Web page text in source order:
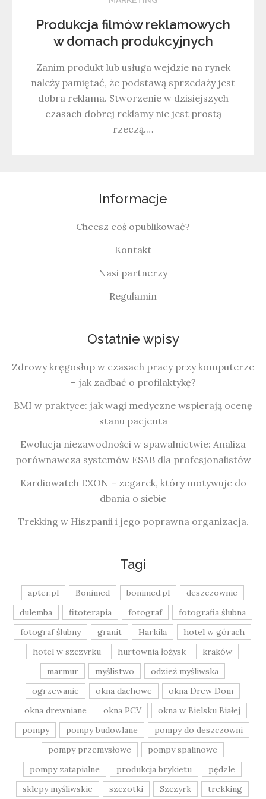
Produkcja filmów reklamowych
w domach produkcyjnych
Zanim produkt lub usługa wejdzie na rynek
należy pamiętać, że podstawą sprzedaży jest
dobra reklama. Stworzenie w dzisiejszych
czasach dobrej reklamy nie jest prostą
rzeczą.…
Informacje
Chcesz coś opublikować?
Kontakt
Nasi partnerzy
Regulamin
Ostatnie wpisy
Zdrowy kręgosłup w czasach pracy przy komputerze
– jak zadbać o profilaktykę?
BMI w praktyce: jak wagi medyczne wspierają ocenę
stanu pacjenta
Ewolucja niezawodności w spawalnictwie: Analiza
porównawcza systemów ESAB dla profesjonalistów
Kardiowatch EXON – zegarek, który motywuje do
dbania o siebie
Trekking w Hiszpanii i jego poprawna organizacja.
Tagi
apter.pl Bonimed bonimed.pl
deszczownie
dulemba
fitoterapia fotograf
fotografia ślubna
fotograf ślubny
granit Harkila
hotel w górach
hotel w szczyrku
hurtownia łożysk
kraków
marmur
myślistwo
odzież myśliwska
ogrzewanie
okna dachowe
okna Drew Dom
okna drewniane
okna PCV
okna w Bielsku Białej
pompy
pompy budowlane
pompy do deszczowni
pompy przemysłowe
pompy spalinowe
pompy zatapialne
produkcja brykietu
pędzle
sklepy myśliwskie
szczotki Szczyrk trekking